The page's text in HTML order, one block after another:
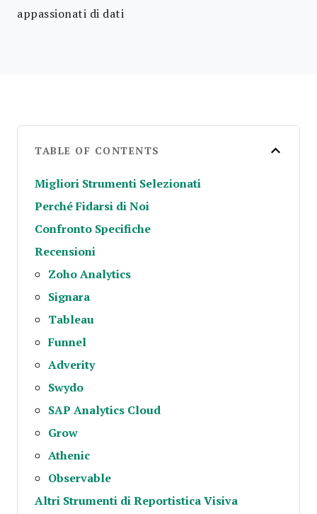
appassionati di dati
TABLE OF CONTENTS
Migliori Strumenti Selezionati
Perché Fidarsi di Noi
Confronto Specifiche
Recensioni
Zoho Analytics
Signara
Tableau
Funnel
Adverity
Swydo
SAP Analytics Cloud
Grow
Athenic
Observable
Altri Strumenti di Reportistica Visiva